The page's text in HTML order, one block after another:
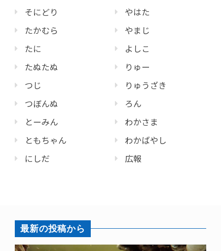
そにどり
たかむら
たに
たぬたぬ
つじ
つぼんぬ
とーみん
ともちゃん
にしだ
やはた
やまじ
よしこ
りゅー
りゅうざき
ろん
わかさま
わかばやし
広報
最新の投稿から